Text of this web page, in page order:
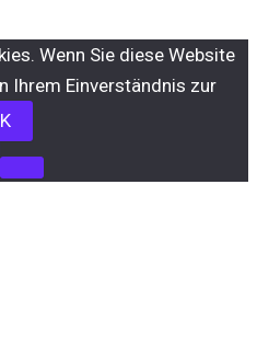
Wenn Sie diese Website
Ihrem Einverständnis zur